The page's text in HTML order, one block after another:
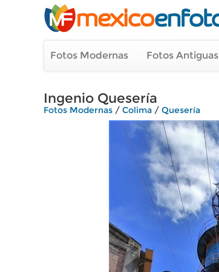
Fotos Modernas Fotos Antiguas
Ingenio Quesería
Fotos Modernas / Colima / Quesería